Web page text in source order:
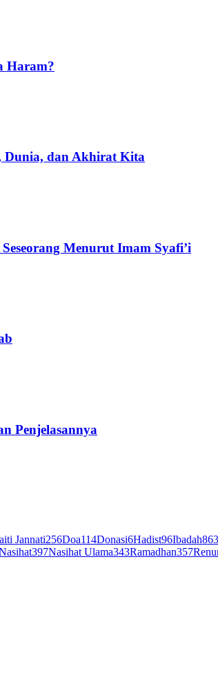
Haram?
Dunia, dan Akhirat Kita
Menurut Imam Syafi’i
Penjelasannya
Jannati256Doa114Donasi6Hadist96Ibadah863
397Nasihat Ulama343Ramadhan357